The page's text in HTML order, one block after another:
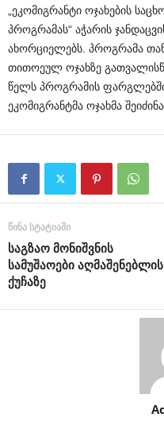
„ეკომიგრანტი ოჯახების
პროგრამას“ აჭარის
ახორციელებს. პროგრამა
თითოეულ ოჯახზე
წელს პროგრამის
ეკომიგრანტმა ოჯახმა
წინა სტატიაში
საგზაო მონიშვნის
სამუშაოები აღმაშენებლის
ქუჩაზე